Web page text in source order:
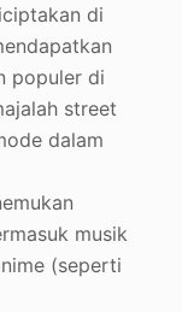
di
populer di
street
dalam
musik
(seperti